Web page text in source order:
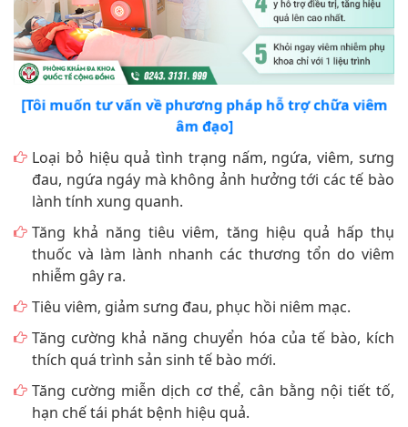
[Tôi muốn tư vấn về phương pháp hỗ trợ chữa viêm
âm đạo]
Loại bỏ hiệu quả tình trạng nấm, ngứa, viêm, sưng
đau, ngứa ngáy mà không ảnh hưởng tới các tế bào
lành tính xung quanh.
Tăng khả năng tiêu viêm, tăng hiệu quả hấp thụ
thuốc và làm lành nhanh các thương tổn do viêm
nhiễm gây ra.
Tiêu viêm, giảm sưng đau, phục hồi niêm mạc.
Tăng cường khả năng chuyển hóa của tế bào, kích
thích quá trình sản sinh tế bào mới.
Tăng cường miễn dịch cơ thể, cân bằng nội tiết tố,
hạn chế tái phát bệnh hiệu quả.